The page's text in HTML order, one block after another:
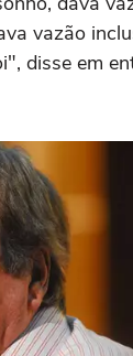
vazão
disse em